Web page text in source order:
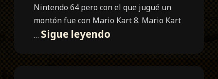
Nintendo 64 pero con el que jugué un
montón fue con Mario Kart 8. Mario Kart
… Sigue leyendo
World